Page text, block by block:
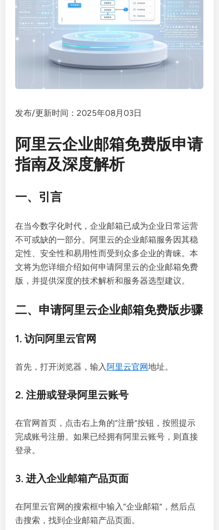
发布/更新时间：2025年08月03日
阿里云企业邮箱免费版申请
指南及深度解析
一、引言
在当今数字化时代，企业邮箱已成为企业日常运营
不可或缺的一部分。阿里云的企业邮箱服务因其稳
定性、安全性和易用性而受到众多企业的青睐。本
文将为您详细介绍如何申请阿里云的企业邮箱免费
版，并提供深度的技术解析和服务器选型建议。
二、申请阿里云企业邮箱免费版步骤
1. 访问阿里云官网
首先，打开浏览器，输入 阿里云官网地址。
2. 注册或登录阿里云账号
在官网首页，点击右上角的“注册”按钮，按照提示
完成账号注册。如果已经拥有阿里云账号，则直接
登录。
3. 进入企业邮箱产品页面
在阿里云官网的搜索框中输入“企业邮箱”，然后点
击搜索，找到企业邮箱产品页面。